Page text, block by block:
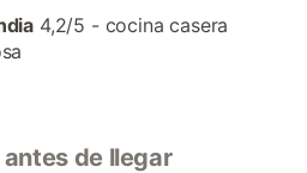
4,2/5 - cocina casera
de llegar